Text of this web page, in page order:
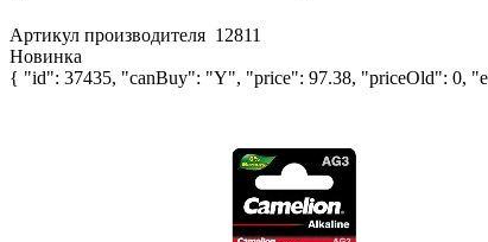
Артикул производителя 12811
Новинка
{ "id": 37435, "canBuy": "Y", "price": 97.38, "priceOld": 0,